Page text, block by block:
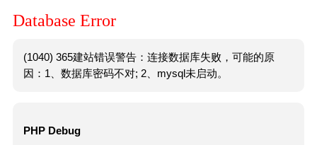
Database Error
(1040) 365建站错误警告：连接数据库失败，可能的原
因：1、数据库密码不对; 2、mysql未启动。
PHP Debug